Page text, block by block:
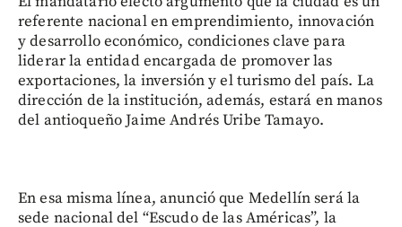
referente nacional en emprendimiento, innovación
y desarrollo económico, condiciones clave para
liderar la entidad encargada de promover las
exportaciones, la inversión y el turismo del país. La
dirección de la institución, además, estará en manos
del antioqueño Jaime Andrés Uribe Tamayo.
En esa misma línea, anunció que Medellín será la
sede nacional del “Escudo de las Américas”, la